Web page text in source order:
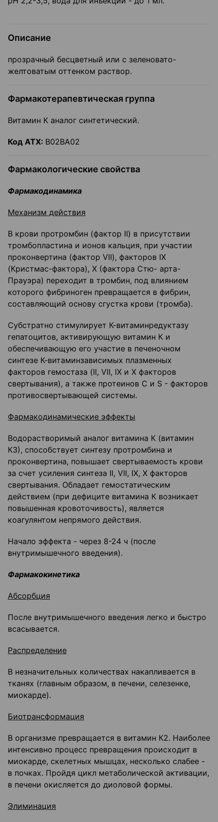
Описание
прозрачный бесцветный или с зеленовато-
желтоватым оттенком раствор.
Фармакотерапевтическая группа
Витамин К аналог синтетический.
Код ATX: В02ВА02
Фармакологические свойства
Фармакодинамика
Механизм действия
В крови протромбин (фактор II) в присутствии
тромбопластина и ионов кальция, при участии
проконвертина (фактор VII), факторов IX
(Кристмас-фактора), X (фактора Стю- арта-
Прауэра) переходит в тромбин, под влиянием
которого фибриноген превращается в фибрин,
составляющий основу сгустка крови (тромба).
Субстратно стимулирует К-витаминредуктазу
гепатоцитов, активирующую витамин К и
обеспечивающую его участие в печеночном
синтезе К-витаминзависимых плазменных
факторов гемостаза (II, VII, IX и X факторов
свертывания), а также протеинов С и S - факторов
противосвертывающей системы.
Фармакодинамические эффекты
Водорастворимый аналог витамина К (витамин
К3), способствует синтезу протромбина и
проконвертина, повышает свертываемость крови
за счет усиления синтеза II, VII, IX, X факторов
свертывания. Обладает гемостатическим
действием (при дефиците витамина К возникает
повышенная кровоточивость), является
коагулянтом непрямого действия.
Начало эффекта - через 8-24 ч (после
внутримышечного введения).
Фармакокинетика
Абсорбция
После внутримышечного введения легко и быстро
всасывается.
Распределение
В незначительных количествах накапливается в
тканях (главным образом, в печени, селезенке,
миокарде).
Биотрансформация
В организме превращается в витамин К2. Наиболее
интенсивно процесс превращения происходит в
миокарде, скелетных мышцах, несколько слабее -
в почках. Пройдя цикл метаболической активации,
в печени окисляется до диоловой формы.
Элиминация